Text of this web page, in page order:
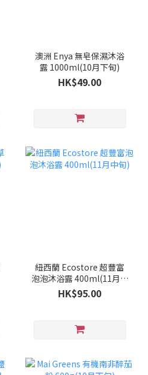
澳洲 Enya 無皂保濕沐浴
露 1000ml(10月下旬)
HK$49.00
紐西蘭 Ecostore 超豐富
泡泡沐浴露 400ml(11月中
旬)
HK$95.00